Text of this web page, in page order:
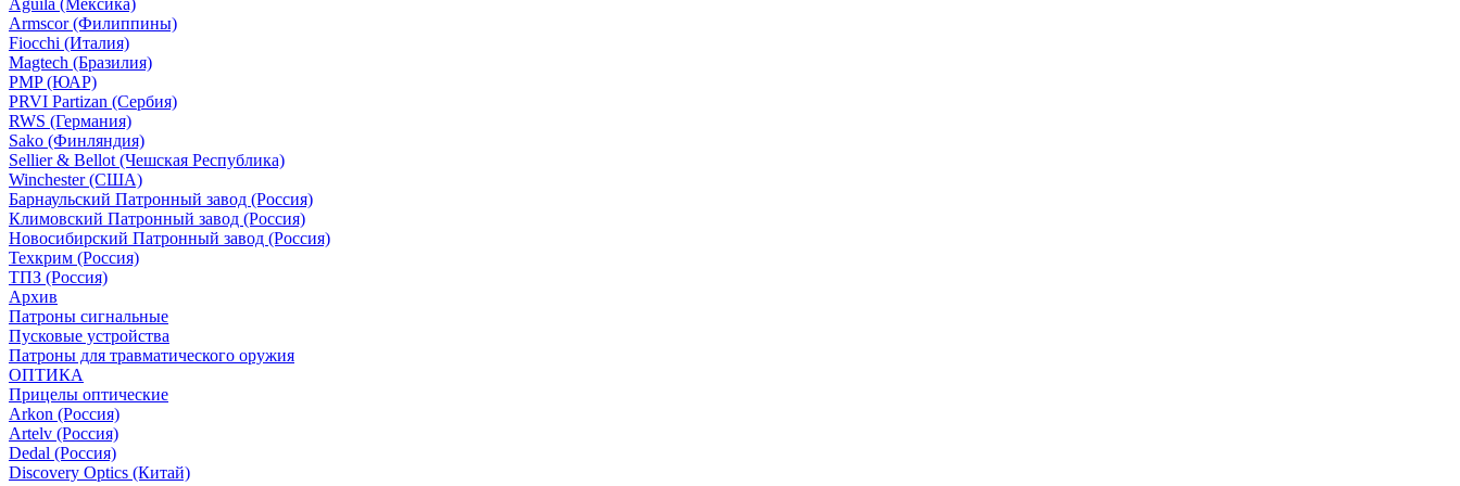
Aguila (Мексика)
Armscor (Филиппины)
Fiocchi (Италия)
Magtech (Бразилия)
PMP (ЮАР)
PRVI Partizan (Сербия)
RWS (Германия)
Sako (Финляндия)
Sellier & Bellot (Чешская Республика)
Winchester (США)
Барнаульский Патронный завод (Россия)
Климовский Патронный завод (Россия)
Новосибирский Патронный завод (Россия)
Техкрим (Россия)
ТПЗ (Россия)
Архив
Патроны сигнальные
Пусковые устройства
Патроны для травматического оружия
ОПТИКА
Прицелы оптические
Arkon (Россия)
Artelv (Россия)
Dedal (Россия)
Discovery Optics (Китай)